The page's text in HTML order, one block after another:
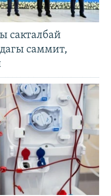
сакталбай
саммит,